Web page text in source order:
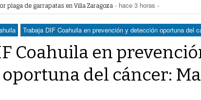
para combate a la extorsión en Durango- hace 3 horas -
agua, vecinos de Villa Zaragoza bloquearon Mieleras- hace 3 horas
federal para operar Agua Saludable- hace 3 horas -
juez del Tribunal Superior de Justicia de Durango por presunto
Trabaja DIF Coahuila en prevención y detección oportuna del
Coahuila en
del cáncer: